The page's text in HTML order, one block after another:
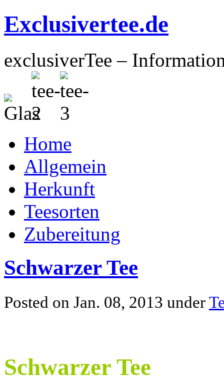
Exclusivertee.de
exclusiverTee –
Home
Allgemein
Herkunft
Teesorten
Zubereitung
Schwarzer Tee
Posted on Jan. 08, 2013 under
Schwarzer Tee